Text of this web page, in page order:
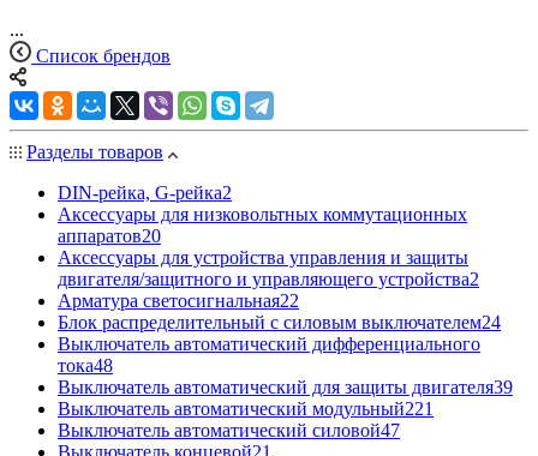
...
Список брендов
Разделы товаров
DIN-рейка, G-рейка2
Аксессуары для низковольтных коммутационных
аппаратов20
Аксессуары для устройства управления и защиты
двигателя/защитного и управляющего устройства2
Арматура светосигнальная22
Блок распределительный с силовым выключателем24
Выключатель автоматический дифференциального
тока48
Выключатель автоматический для защиты двигателя39
Выключатель автоматический модульный221
Выключатель автоматический силовой47
Выключатель концевой21